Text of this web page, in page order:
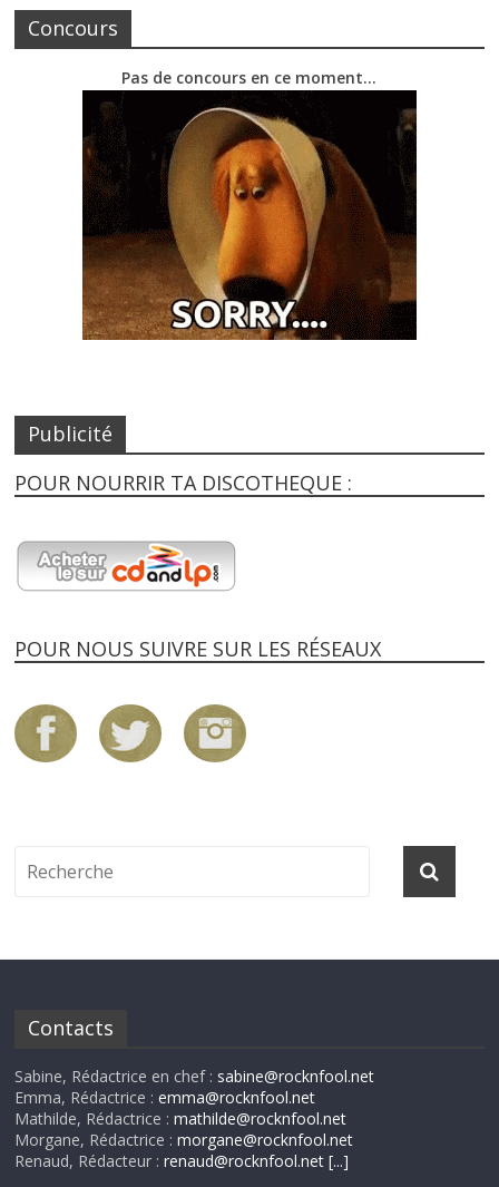
Concours
Pas de concours en ce moment…
Publicité
POUR NOURRIR TA DISCOTHEQUE :
POUR NOUS SUIVRE SUR LES RÉSEAUX
Contacts
Sabine, Rédactrice en chef : sabine@rocknfool.net
Emma, Rédactrice :emma@rocknfool.net
Mathilde, Rédactrice :mathilde@rocknfool.net
Morgane, Rédactrice :morgane@rocknfool.net
Renaud, Rédacteur :renaud@rocknfool.net [...]